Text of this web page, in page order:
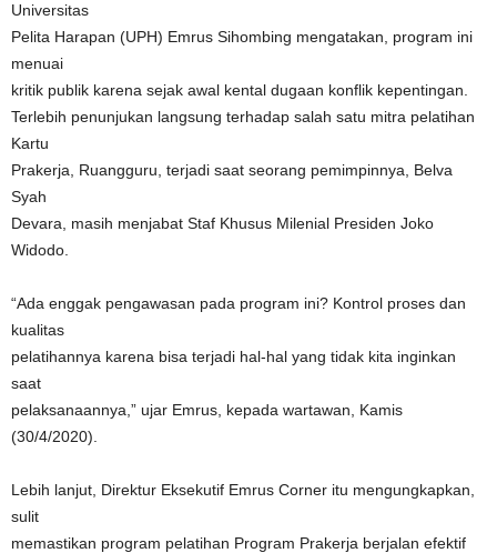
Universitas
Pelita Harapan (UPH) Emrus Sihombing mengatakan, program ini
menuai
kritik publik karena sejak awal kental dugaan konflik kepentingan.
Terlebih penunjukan langsung terhadap salah satu mitra pelatihan
Kartu
Prakerja, Ruangguru, terjadi saat seorang pemimpinnya, Belva
Syah
Devara, masih menjabat Staf Khusus Milenial Presiden Joko
Widodo.
“Ada enggak pengawasan pada program ini? Kontrol proses dan
kualitas
pelatihannya karena bisa terjadi hal-hal yang tidak kita inginkan
saat
pelaksanaannya,” ujar Emrus, kepada wartawan, Kamis
(30/4/2020).
Lebih lanjut, Direktur Eksekutif Emrus Corner itu mengungkapkan,
sulit
memastikan program pelatihan Program Prakerja berjalan efektif